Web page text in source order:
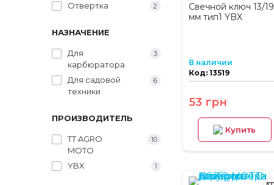
Отвертка 2
НАЗНАЧЕНИЕ
Для
карбюратора
3
Для садовой
техники
6
ПРОИЗВОДИТЕЛЬ
TT AGRO
MOTO
10
YBX 1
Свечной ключ 13/19
мм тип1 YBX
В наличии
Код: 13519
53 грн
Купить